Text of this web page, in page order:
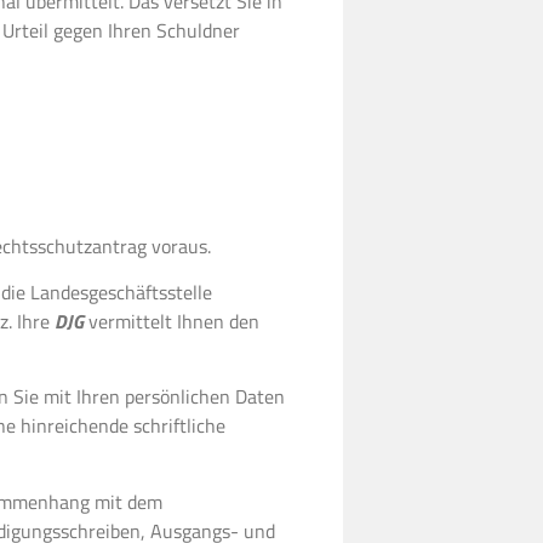
gegen Ihren Schuldner
voraus.
Landesgeschäftsstelle
Ihre DJGvermittelt Ihnen den
Sie mit Ihren persönlichen Daten
hinreichende schriftliche
mit dem
Ausgangs- und